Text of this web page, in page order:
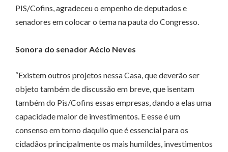
PIS/Cofins, agradeceu o empenho de deputados e
senadores em colocar o tema na pauta do Congresso.
Sonora do senador Aécio Neves
“Existem outros projetos nessa Casa, que deverão ser
objeto também de discussão em breve, que isentam
também do Pis/Cofins essas empresas, dando a elas uma
capacidade maior de investimentos. E esse é um
consenso em torno daquilo que é essencial para os
cidadãos principalmente os mais humildes, investimentos